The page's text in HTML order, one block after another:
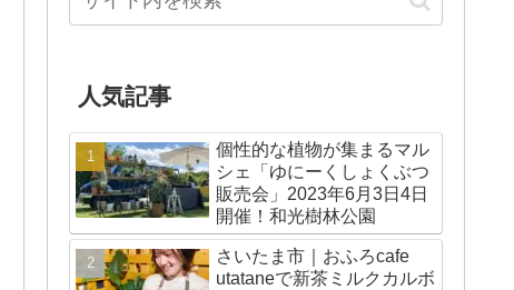
人気記事
個性的な植物が集まるマル
シェ「ゆにーくしょくぶつ
販売会」2023年6月3日4日
開催！和光樹林公園
さいたま市｜おふろcafe
utataneで新茶ミルクカルボ